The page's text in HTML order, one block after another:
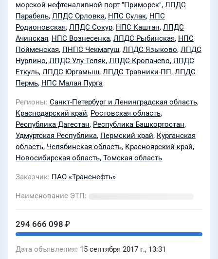
морской нефтеналивной порт "Приморск", ЛПДС
Парабель, ЛПДС Орловка, НПС Сулак, НПС
Родионовская, ЛПДС Сокур, НПС Каштан, ЛПДС
Ачинская, НПС Вознесенка, ЛПДС Рыбинская, НПС
Пойменская, ПНПС Чекмагуш, ЛПДС Языково, ЛПДС
Нурлино, ЛПДС Улу-Теляк, ЛПДС Кропачево, ЛПДС
Еткуль, ЛПДС Юргамыш, ЛПДС Травники-ПП, ЛПДС
Пермь, НПС Малая Пурга
Регионы Санкт-Петербург и Ленинградская область,
Краснодарский край, Ростовская область,
Республика Дагестан, Республика Башкортостан,
Удмуртская Республика, Пермский край, Курганская
область, Челябинская область, Красноярский край,
Новосибирская область, Томская область
Заказчик ПАО «Транснефть»
Наименование ЭТП
294 666 098 ₽
Дата объявления 15 сентября 2017 г., 13:31